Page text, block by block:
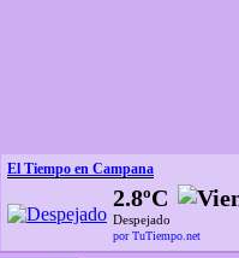
El Tiempo en Campana
2.8ºC
Despejado
por TuTiempo.net